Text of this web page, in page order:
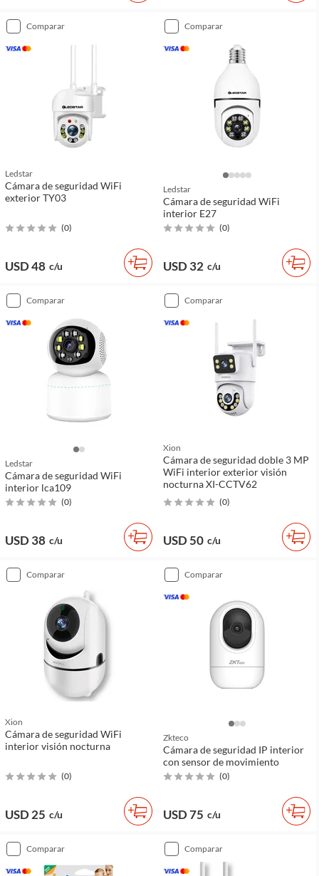
comparar
Ledstar
Cámara de seguridad WiFi
exterior TY03
(0)
USD 48 c/u
comparar
Ledstar
Cámara de seguridad WiFi
interior E27
(0)
USD 32 c/u
comparar
Ledstar
Cámara de seguridad WiFi
interior lca109
(0)
USD 38 c/u
comparar
Xion
Cámara de seguridad doble 3 MP
WiFi interior exterior visión
nocturna XI-CCTV62
(0)
USD 50 c/u
comparar
Xion
Cámara de seguridad WiFi
interior visión nocturna
(0)
USD 25 c/u
comparar
Zkteco
Cámara de seguridad IP interior
con sensor de movimiento
(0)
USD 75 c/u
comparar comparar